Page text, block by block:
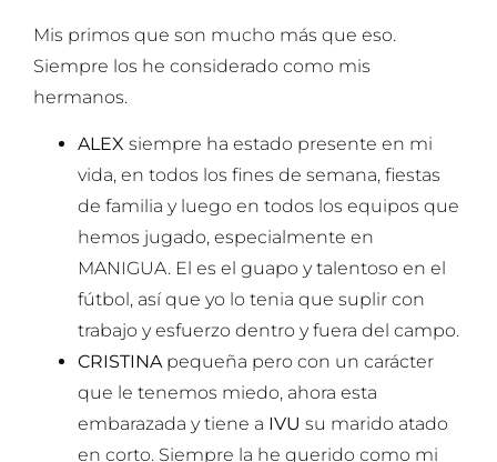
Mis primos que son mucho más que eso.
Siempre los he considerado como mis
hermanos.
ALEX siempre ha estado presente en mi
vida, en todos los fines de semana, fiestas
de familia y luego en todos los equipos que
hemos jugado, especialmente en
MANIGUA. El es el guapo y talentoso en el
fútbol, así que yo lo tenia que suplir con
trabajo y esfuerzo dentro y fuera del campo.
CRISTINApequeña pero con un carácter
que le tenemos miedo, ahora esta
embarazada y tiene a IVU su marido atado
en corto. Siempre la he querido como mi